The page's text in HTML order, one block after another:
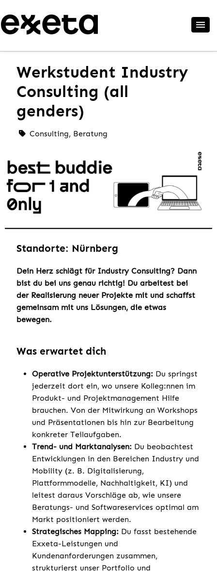
Werkstudent Industry
Consulting (all
genders)
Consulting, Beratung
Standorte: Nürnberg
Dein Herz schlägt für Industry Consulting? Dann
bist du bei uns genau richtig! Du arbeitest bei
der Realisierung neuer Projekte mit und schaffst
gemeinsam mit uns Lösungen, die etwas
bewegen.
Was erwartet dich
Operative Projektunterstützung: Du springst
jederzeit dort ein, wo unsere Kolleg:nnen im
Produkt- und Projektmanagement Hilfe
brauchen. Von der Mitwirkung an Workshops
und Präsentationen bis hin zur Bearbeitung
konkreter Teilaufgaben.
Trend- und Markt­analysen: Du beobachtest
Entwicklungen in den Bereichen Industry und
Mobility (z. B. Digitalisierung,
Plattformmodelle, Nachhaltigkeit, KI) und
leitest daraus Vorschläge ab, wie unsere
Beratungs- und Softwareservices optimal am
Markt positioniert werden.
Strategisches Mapping: Du fasst bestehende
Exxeta-Leistungen und
Kundenanforderungen zusammen,
strukturierst unser Portfolio und